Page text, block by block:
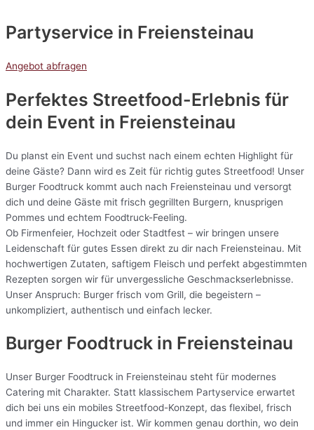
Partyservice in Freiensteinau
Angebot abfragen
Perfektes Streetfood-Erlebnis für
dein Event in Freiensteinau
Du planst ein Event und suchst nach einem echten Highlight für
deine Gäste? Dann wird es Zeit für richtig gutes Streetfood! Unser
Burger Foodtruck kommt auch nach Freiensteinau und versorgt
dich und deine Gäste mit frisch gegrillten Burgern, knusprigen
Pommes und echtem Foodtruck-Feeling.
Ob Firmenfeier, Hochzeit oder Stadtfest – wir bringen unsere
Leidenschaft für gutes Essen direkt zu dir nach Freiensteinau. Mit
hochwertigen Zutaten, saftigem Fleisch und perfekt abgestimmten
Rezepten sorgen wir für unvergessliche Geschmackserlebnisse.
Unser Anspruch: Burger frisch vom Grill, die begeistern –
unkompliziert, authentisch und einfach lecker.
Burger Foodtruck in Freiensteinau
Unser Burger Foodtruck in Freiensteinau steht für modernes
Catering mit Charakter. Statt klassischem Partyservice erwartet
dich bei uns ein mobiles Streetfood-Konzept, das flexibel, frisch
und immer ein Hingucker ist. Wir kommen genau dorthin, wo dein